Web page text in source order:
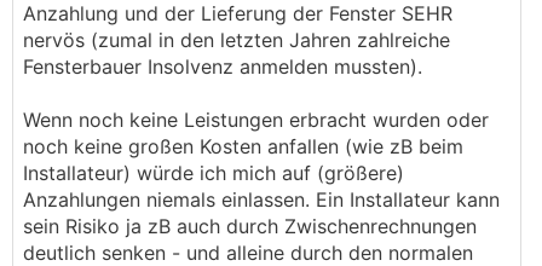
Anzahlung und der Lieferung der Fenster SEHR
nervös (zumal in den letzten Jahren zahlreiche
Fensterbauer Insolvenz anmelden mussten).
Wenn noch keine Leistungen erbracht wurden oder
noch keine großen Kosten anfallen (wie zB beim
Installateur) würde ich mich auf (größere)
Anzahlungen niemals einlassen. Ein Installateur kann
sein Risiko ja zB auch durch Zwischenrechnungen
deutlich senken - und alleine durch den normalen